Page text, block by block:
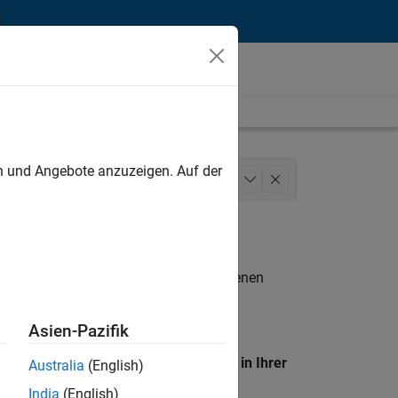
Operations Marketing Services
. Wenn Sie noch immer keine offenen
unseres
Standort, um alle Stellenangebote in Ihrer
Angebote anzuzeigen. Auf der
Asien-Pazifik
Australia (English)
India (English)